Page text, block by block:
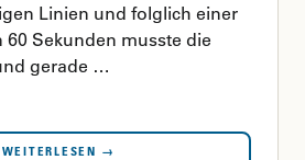
Linien und folglich einer
Sekunden musste die
gerade …
WEITERLESEN →